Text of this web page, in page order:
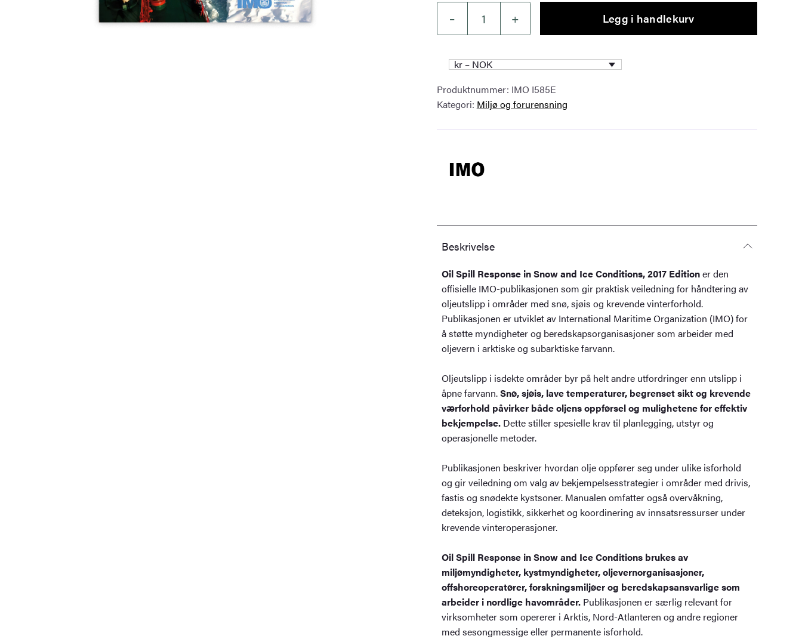
–
Response
in
Snow
Conditions,
2017
I585E
antall
+ Legg i handlekurv
kr – NOK
Produktnummer: IMO I585E
Kategori: Miljø og forurensning
Beskrivelse
Oil Spill Response in Snow and Ice Conditions, 2017 Editioner den
offisielle IMO-publikasjonen som gir praktisk veiledning for håndtering av
oljeutslipp i områder med snø, sjøis og krevende vinterforhold.
Publikasjonen er utviklet av International Maritime Organization (IMO) for
å støtte myndigheter og beredskapsorganisasjoner som arbeider med
oljevern i arktiske og subarktiske farvann.
Oljeutslipp i isdekte områder byr på helt andre utfordringer enn utslipp i
åpne farvann.Snø, sjøis, lave temperaturer, begrenset sikt og krevende
værforhold påvirker både oljens oppførsel og mulighetene for effektiv
bekjempelse.Dette stiller spesielle krav til planlegging, utstyr og
operasjonelle metoder.
Publikasjonen beskriver hvordan olje oppfører seg under ulike isforhold
og gir veiledning om valg av bekjempelsesstrategier i områder med drivis,
fastis og snødekte kystsoner. Manualen omfatter også overvåkning,
deteksjon, logistikk, sikkerhet og koordinering av innsatsressurser under
krevende vinteroperasjoner.
Oil Spill Response in Snow and Ice Conditions brukes av
miljømyndigheter, kystmyndigheter, oljevernorganisasjoner,
offshoreoperatører, forskningsmiljøer og beredskapsansvarlige som
arbeider i nordlige havområder.Publikasjonen er særlig relevant for
virksomheter som opererer i Arktis, Nord-Atlanteren og andre regioner
med sesongmessige eller permanente isforhold.